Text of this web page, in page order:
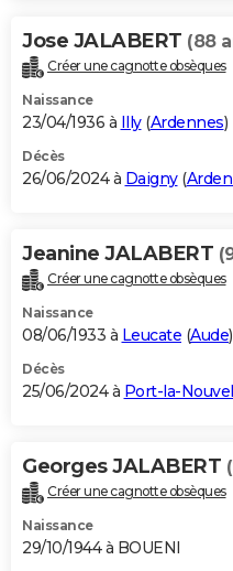
Jose JALABERT (88
Créer une cagnotte obsèques
Naissance
23/04/1936 à Illy(Ardennes)
Décès
26/06/2024 à Daigny(
Jeanine JALABERT
Créer une cagnotte obsèques
Naissance
08/06/1933 à Leucate (Aude)
Décès
25/06/2024 à Port-la-
Georges JALABERT
Créer une cagnotte obsèques
Naissance
29/10/1944 à BOUENI